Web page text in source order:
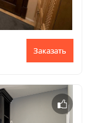
Заказать